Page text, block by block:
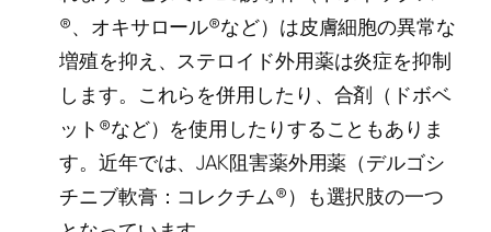
®、オキサロール®など）は皮膚細胞の異常な
増殖を抑え、ステロイド外用薬は炎症を抑制
します。これらを併用したり、合剤（ドボベ
ット®など）を使用したりすることもありま
す。近年では、JAK阻害薬外用薬（デルゴシ
チニブ軟膏：コレクチム®）も選択肢の一つ